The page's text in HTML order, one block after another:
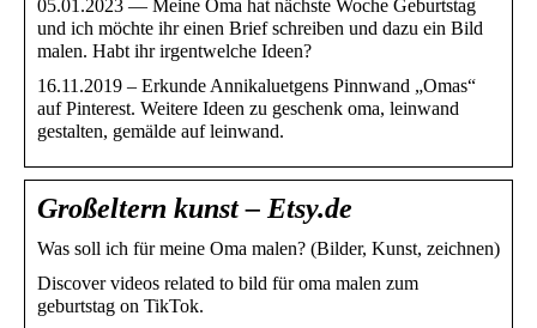
05.01.2023 — Meine Oma hat nächste Woche Geburtstag
und ich möchte ihr einen Brief schreiben und dazu ein Bild
malen. Habt ihr irgentwelche Ideen?
16.11.2019 – Erkunde Annikaluetgens Pinnwand „Omas“
auf Pinterest. Weitere Ideen zu geschenk oma, leinwand
gestalten, gemälde auf leinwand.
Großeltern kunst – Etsy.de
Was soll ich für meine Oma malen? (Bilder, Kunst, zeichnen)
Discover videos related to bild für oma malen zum
geburtstag on TikTok.